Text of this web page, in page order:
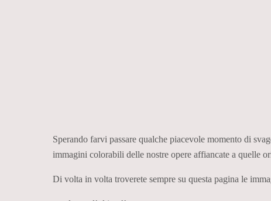
Sperando farvi passare qualche piacevole momento di
immagini colorabili delle nostre opere affiancate a quelle
Di volta in volta troverete sempre su questa pagina le